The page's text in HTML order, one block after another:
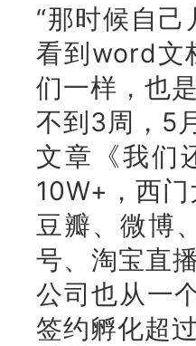
“那时候自
看到word文
们一样，也
不到3周，5
文章《我们
10W+，西
豆瓣、微博
号、淘宝直
公司也从一
签约孵化超